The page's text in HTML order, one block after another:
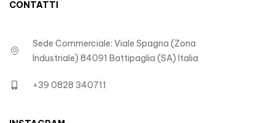
CONTATTI
Sede Commerciale: Viale Spagna (Zona
Industriale) 84091 Battipaglia (SA) Italia
+39 0828 340711